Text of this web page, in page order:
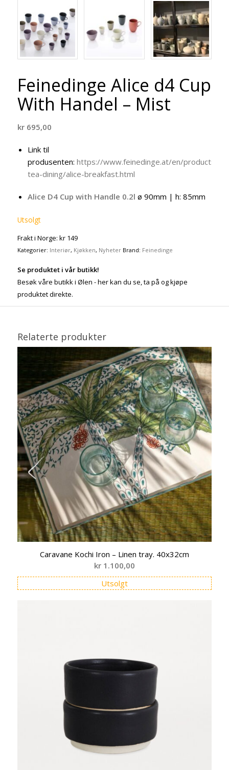
Feinedinge Alice d4 Cup
With Handel – Mist
kr695,00
Link til
produsenten: https://www.feinedinge.at/en/products/
tea-dining/alice-breakfast.html
Alice D4 Cup with Handle 0.2l ø 90mm | h: 85mm
Utsolgt
Frakt i Norge: kr 149
Kategorier: Interiør, Kjøkken, Nyheter Brand: Feinedinge
Se produktet i vår butikk!
Besøk våre butikk i Ølen - her kan du se, ta på og kjøpe
produktet direkte.
Relaterte produkter
Caravane Kochi Iron – Linen tray. 40x32cm
kr1.100,00
Utsolgt